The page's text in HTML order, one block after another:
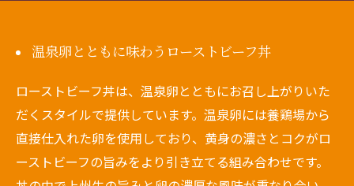
温泉卵とともに味わうローストビーフ丼
ローストビーフ丼は、温泉卵とともにお召し上がりいた
だくスタイルで提供しています。温泉卵には養鶏場から
直接仕入れた卵を使用しており、黄身の濃さとコクがロ
ーストビーフの旨みをより引き立てる組み合わせです。